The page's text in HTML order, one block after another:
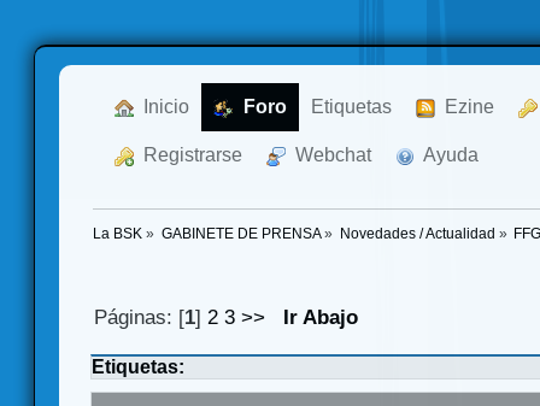
Inicio Foro Etiquetas Ezine
Registrarse Webchat Ayuda
La BSK » GABINETE DE PRENSA» Novedades / Actualidad »
Páginas: [1]2 3 >> Ir Abajo
Etiquetas: